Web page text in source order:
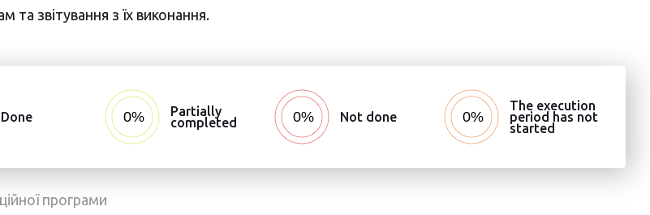
звітування з їх виконання.
Done Partially
completed Not done
The execution
period has not
started
програми